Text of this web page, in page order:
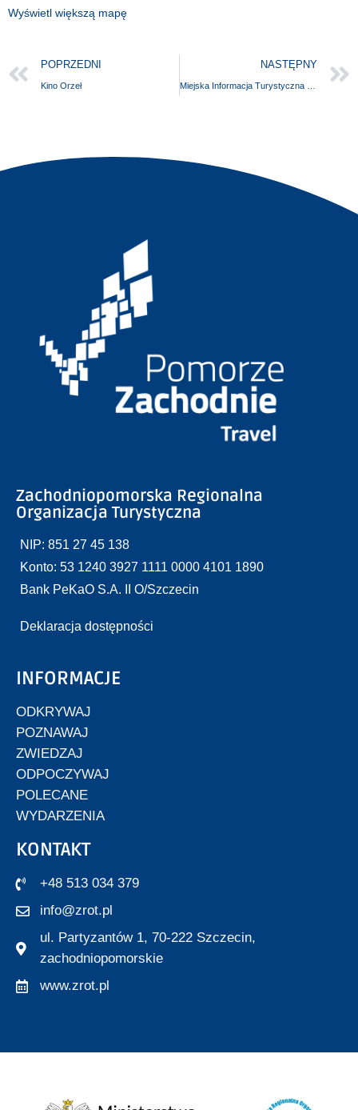
Wyświetl większą mapę
POPRZEDNI
Kino Orzeł
NASTĘPNY
Zachodniopomorska Regionalna
Organizacja Turystyczna
NIP: 851 27 45 138
Konto: 53 1240 3927 1111 0000 4101 1890
Bank PeKaO S.A. II O/Szczecin
Deklaracja dostępności
INFORMACJE
ODKRYWAJ
POZNAWAJ
ZWIEDZAJ
ODPOCZYWAJ
POLECANE
WYDARZENIA
KONTAKT
+48 513 034 379
info@zrot.pl
ul. Partyzantów 1, 70-222 Szczecin,
zachodniopomorskie
www.zrot.pl